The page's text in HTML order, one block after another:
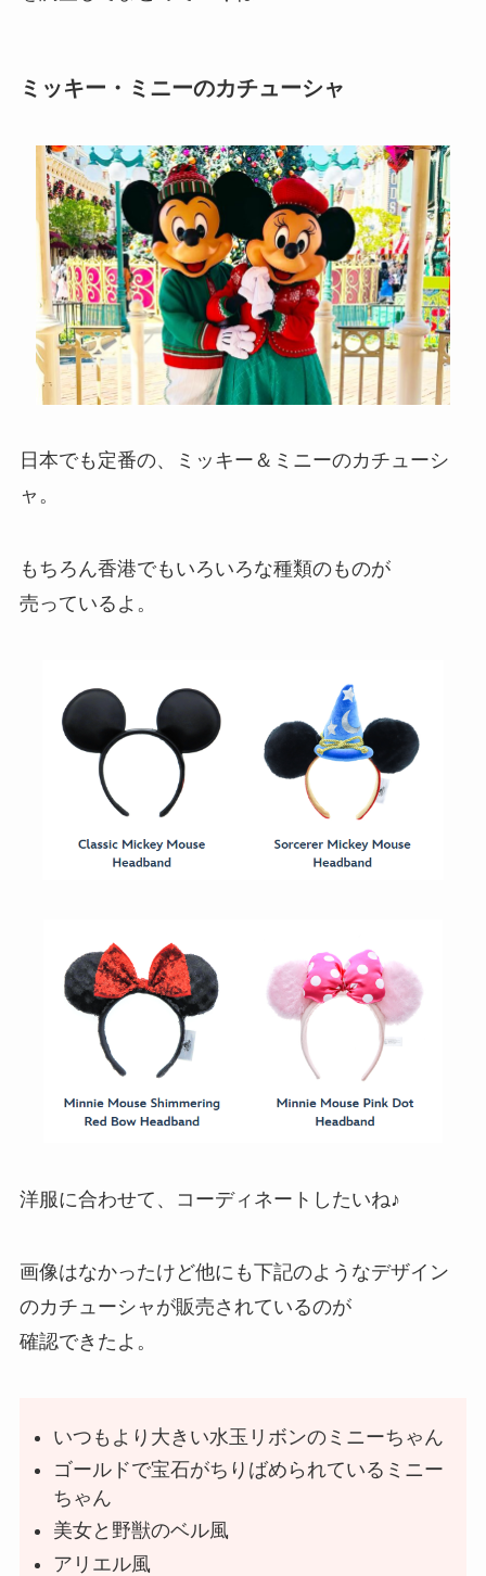
ミッキー・ミニーのカチューシャ
日本でも定番の、ミッキー＆ミニーのカチューシ
ャ。
もちろん香港でもいろいろな種類のものが
売っているよ。
洋服に合わせて、コーディネートしたいね♪
画像はなかったけど他にも下記のようなデザイン
のカチューシャが販売されているのが
確認できたよ。
いつもより大きい水玉リボンのミニーちゃん
ゴールドで宝石がちりばめられているミニー
ちゃん
美女と野獣のベル風
アリエル風